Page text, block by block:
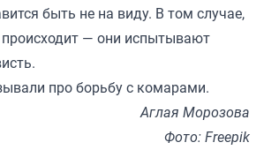
быть не на виду. В том случае,
происходит — они испытывают
проборьбу с комарами.
Аглая Морозова
Фото: Freepik